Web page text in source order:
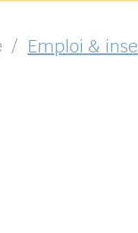
Emploi &